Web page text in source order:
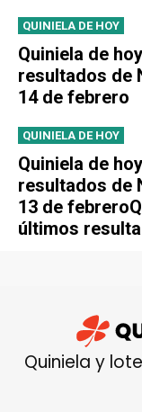
QUINIELA DE HOY
Quiniela de
resultados de
14 de febrero
QUINIELA DE HOY
Quiniela de
resultados de
13 de
últimos